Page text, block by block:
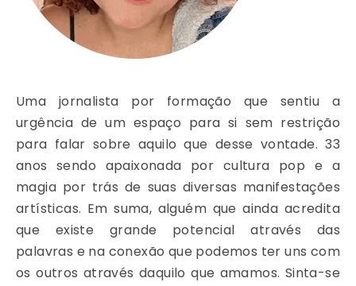
Uma jornalista por formação que sentiu a
urgência de um espaço para si sem restrição
para falar sobre aquilo que desse vontade. 33
anos sendo apaixonada por cultura pop e a
magia por trás de suas diversas manifestações
artísticas. Em suma, alguém que ainda acredita
que existe grande potencial através das
palavras e na conexão que podemos ter uns com
os outros através daquilo que amamos. Sinta-se